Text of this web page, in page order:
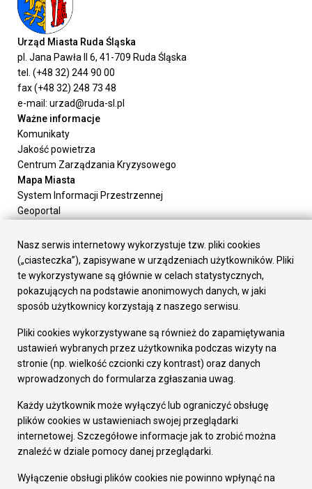
Urząd Miasta Ruda Śląska
pl. Jana Pawła II 6, 41-709 Ruda Śląska
tel. (+48 32) 244 90 00
fax (+48 32) 248 73 48
e-mail: urzad@ruda-sl.pl
Ważne informacje
Komunikaty
Jakość powietrza
Centrum Zarządzania Kryzysowego
Mapa Miasta
System Informacji Przestrzennej
Geoportal
Załatw sprawę
Prezydent Miasta
Rada Miasta
Wydziały
Elektroniczna Skrzynka Podawcza
Gospodarka
Fundusze europejskie
Środki krajowe
Oferty inwestycyjne
Pozostałe
Deklaracja dostępności
Dane osobowe
Dodaj opinię o witrynie
Nasz serwis internetowy wykorzystuje tzw. pliki cookies
(„ciasteczka”), zapisywane w urządzeniach użytkowników. Pliki
te wykorzystywane są głównie w celach statystycznych,
pokazujących na podstawie anonimowych danych, w jaki
sposób użytkownicy korzystają z naszego serwisu.
Pliki cookies wykorzystywane są również do zapamiętywania
ustawień wybranych przez użytkownika podczas wizyty na
stronie (np. wielkość czcionki czy kontrast) oraz danych
wprowadzonych do formularza zgłaszania uwag.
Każdy użytkownik może wyłączyć lub ograniczyć obsługę
plików cookies w ustawieniach swojej przeglądarki
internetowej. Szczegółowe informacje jak to zrobić można
znaleźć w dziale pomocy danej przeglądarki.
Wyłączenie obsługi plików cookies nie powinno wpłynąć na